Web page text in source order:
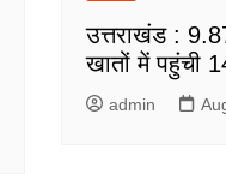
उत्तराखंड :
खातों में पहुंची
admin